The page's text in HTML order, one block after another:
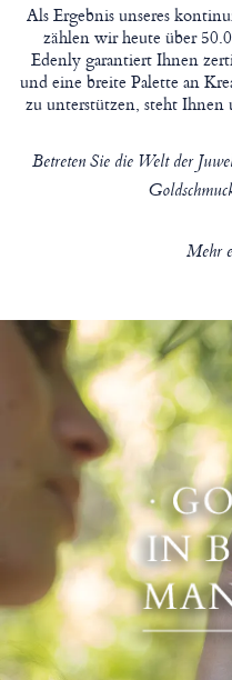
Als Ergebnis unseres
zählen wir heute über
Edenly garantiert Ihnen
und eine breite Palette an
zu unterstützen, steht Ihnen
Betreten Sie die Welt der
Mehr